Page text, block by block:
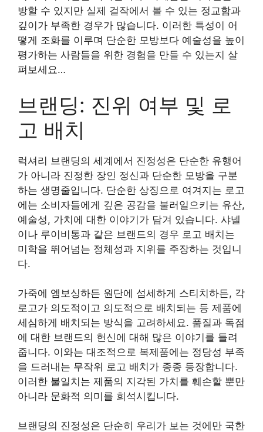
방할 수 있지만 실제 걸작에서 볼 수 있는 정교함과
깊이가 부족한 경우가 많습니다. 이러한 특성이 어
떻게 조화를 이루며 단순한 모방보다 예술성을 높이
평가하는 사람들을 위한 경험을 만들 수 있는지 살
펴보세요…
브랜딩: 진위 여부 및 로
고 배치
럭셔리 브랜딩의 세계에서 진정성은 단순한 유행어
가 아니라 진정한 장인 정신과 단순한 모방을 구분
하는 생명줄입니다. 단순한 상징으로 여겨지는 로고
에는 소비자들에게 깊은 공감을 불러일으키는 유산,
예술성, 가치에 대한 이야기가 담겨 있습니다. 샤넬
이나 루이비통과 같은 브랜드의 경우 로고 배치는
미학을 뛰어넘는 정체성과 지위를 주장하는 것입니
다.
가죽에 엠보싱하든 원단에 섬세하게 스티치하든, 각
로고가 의도적이고 의도적으로 배치되는 등 제품에
세심하게 배치되는 방식을 고려하세요. 품질과 독점
에 대한 브랜드의 헌신에 대해 많은 이야기를 들려
줍니다. 이와는 대조적으로 복제품에는 정당성 부족
을 드러내는 무작위 로고 배치가 종종 등장합니다.
이러한 불일치는 제품의 지각된 가치를 훼손할 뿐만
아니라 문화적 의미를 희석시킵니다.
브랜딩의 진정성은 단순히 우리가 보는 것에만 국한